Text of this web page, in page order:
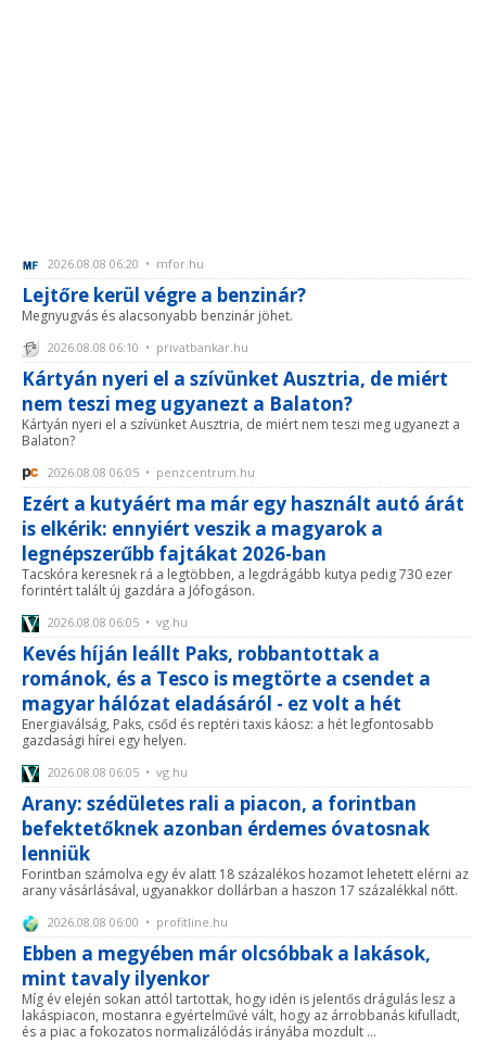
2026.08.08 06:20 • mfor.hu
Lejtőre kerül végre a benzinár?
Megnyugvás és alacsonyabb benzinár jöhet.
2026.08.08 06:10 • privatbankar.hu
Kártyán nyeri el a szívünket Ausztria, de miért
nem teszi meg ugyanezt a Balaton?
Kártyán nyeri el a szívünket Ausztria, de miért nem teszi meg ugyanezt a
Balaton?
2026.08.08 06:05 • penzcentrum.hu
Ezért a kutyáért ma már egy használt autó árát
is elkérik: ennyiért veszik a magyarok a
legnépszerűbb fajtákat 2026-ban
Tacskóra keresnek rá a legtöbben, a legdrágább kutya pedig 730 ezer
forintért talált új gazdára a Jófogáson.
2026.08.08 06:05 • vg.hu
Kevés híján leállt Paks, robbantottak a
románok, és a Tesco is megtörte a csendet a
magyar hálózat eladásáról - ez volt a hét
Energiaválság, Paks, csőd és reptéri taxis káosz: a hét legfontosabb
gazdasági hírei egy helyen.
2026.08.08 06:05 • vg.hu
Arany: szédületes rali a piacon, a forintban
befektetőknek azonban érdemes óvatosnak
lenniük
Forintban számolva egy év alatt 18 százalékos hozamot lehetett elérni az
arany vásárlásával, ugyanakkor dollárban a haszon 17 százalékkal nőtt.
2026.08.08 06:00 • profitline.hu
Ebben a megyében már olcsóbbak a lakások,
mint tavaly ilyenkor
Míg év elején sokan attól tartottak, hogy idén is jelentős drágulás lesz a
lakáspiacon, mostanra egyértelművé vált, hogy az árrobbanás kifulladt,
és a piac a fokozatos normalizálódás irányába mozdult ...